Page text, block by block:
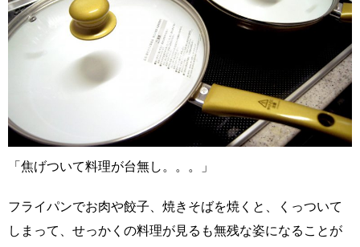
「焦げついて料理が台無し。。。」
フライパンでお肉や餃子、焼きそばを焼くと、くっついて
しまって、せっかくの料理が見るも無残な姿になることが